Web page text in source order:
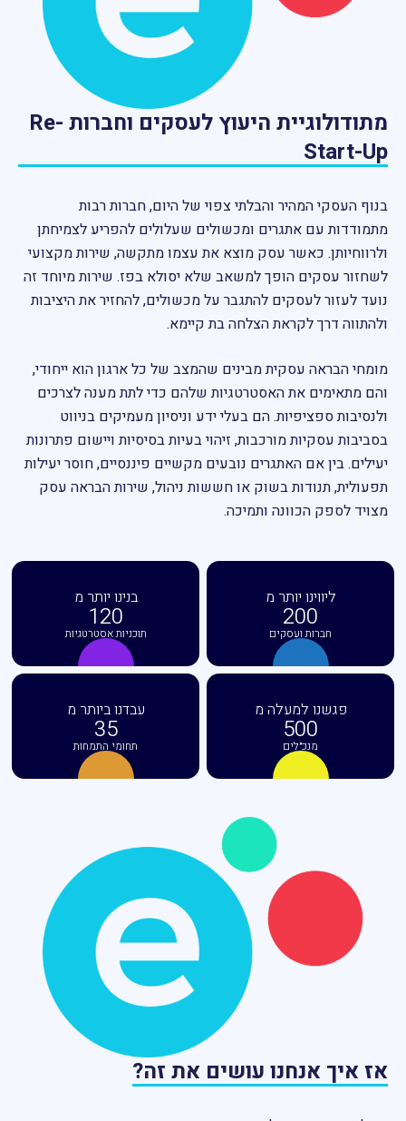
מתודולוגיית היעוץ לעסקים וחברות Re-
Start-Up
בנוף העסקי המהיר והבלתי צפוי של היום, חברות רבות
מתמודדות עם אתגרים ומכשולים שעלולים להפריע לצמיחתן
ולרווחיותן. כאשר עסק מוצא את עצמו מתקשה, שירות מקצועי
לשחזור עסקים הופך למשאב שלא יסולא בפז. שירות מיוחד זה
נועד לעזור לעסקים להתגבר על מכשולים, להחזיר את היציבות
ולהתווה דרך לקראת הצלחה בת קיימא.
מומחי הבראה עסקית מבינים שהמצב של כל ארגון הוא ייחודי,
והם מתאימים את האסטרטגיות שלהם כדי לתת מענה לצרכים
ולנסיבות ספציפיות. הם בעלי ידע וניסיון מעמיקים בניווט
בסביבות עסקיות מורכבות, זיהוי בעיות בסיסיות ויישום פתרונות
יעילים. בין אם האתגרים נובעים מקשיים פיננסיים, חוסר יעילות
תפעולית, תנודות בשוק או חששות ניהול, שירות הבראה עסק
מצויד לספק הכוונה ותמיכה.
ליווינו יותר מ
200
חברות ועסקים
בנינו יותר מ
120
תוכניות אסטרטגיות
פגשנו למעלה מ
500
מנכ״לים
עבדנו ביותר מ
35
תחומי התמחות
אז איך אנחנו עושים את זה?